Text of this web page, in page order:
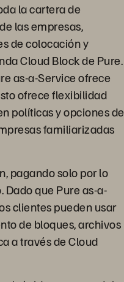
la cartera de
las empresas,
de colocación y
Cloud Block de Pure.
as-a-Service ofrece
ofrece flexibilidad
políticas y opciones de
familiarizadas
pagando solo por lo
que Pure as-a-
clientes pueden usar
de bloques, archivos
a través de Cloud